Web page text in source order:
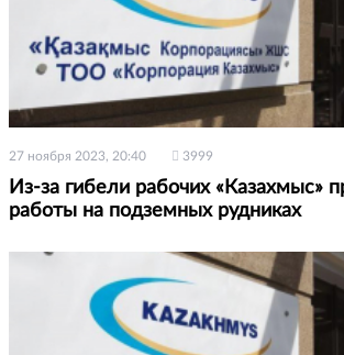
27 ноября 2023, 20:40 3999
Из-за гибели рабочих «Казахмыс»
работы на подземных рудниках